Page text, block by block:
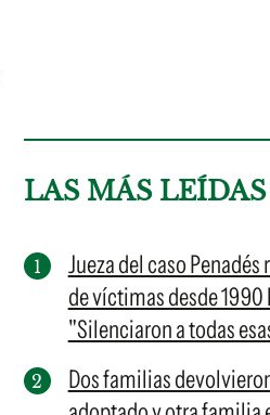
LAS MÁS LEÍDAS
Jueza del caso
de víctimas desde 1990
"Silenciaron a todas
Dos familias